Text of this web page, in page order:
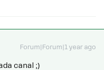
Forum|Forum|1 year ago
canal ;)